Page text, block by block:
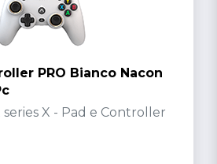
PRO Bianco Nacon
series X - Pad e Controller